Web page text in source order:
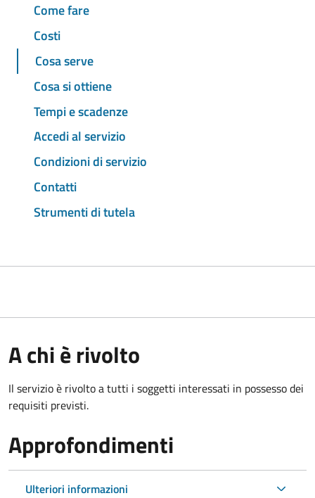
Come fare
Costi
Cosa serve
Cosa si ottiene
Tempi e scadenze
Accedi al servizio
Condizioni di servizio
Contatti
Strumenti di tutela
A chi è rivolto
Il servizio è rivolto a tutti i soggetti interessati in possesso dei
requisiti previsti.
Approfondimenti
Ulteriori informazioni